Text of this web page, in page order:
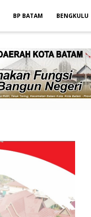
BP BATAM BENGKULU